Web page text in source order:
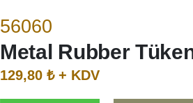
56060
Metal Rubber
129,80 ₺ + KDV